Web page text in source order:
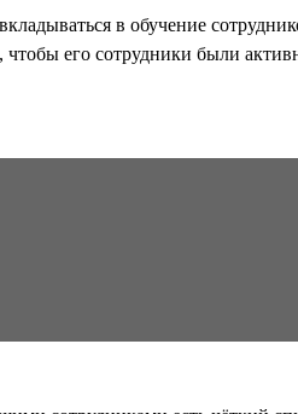
в обучение
чтобы его сотрудники были